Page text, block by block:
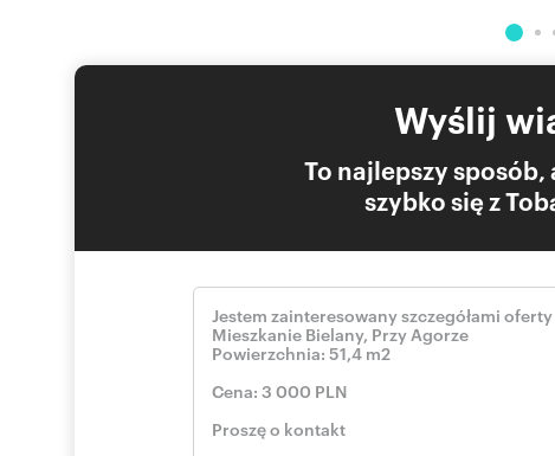
Wyślij
To najlepszy
szybko się z